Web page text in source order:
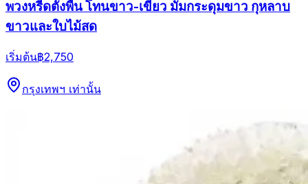
พวงหรีดตั้งพื้น โทนขาว-เขียว มัมกระดุมขาว กุหลาบ
ขาวและใบไม้สด
เริ่มต้น฿2,750
กรุงเทพฯ เท่านั้น